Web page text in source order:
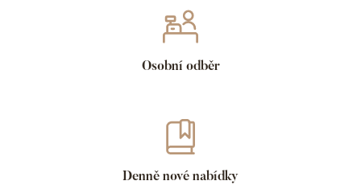
Osobní odběr
Denně nové nabídky